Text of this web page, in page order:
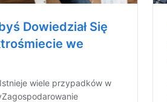
Dowiedział Się
we
wiele przypadków w